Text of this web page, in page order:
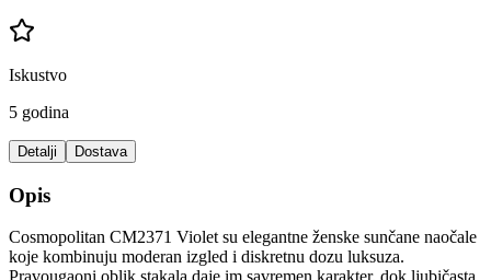
Iskustvo
5 godina
Detalji Dostava
Opis
Cosmopolitan CM2371 Violet su elegantne ženske sunčane naočale
koje kombinuju moderan izgled i diskretnu dozu luksuza.